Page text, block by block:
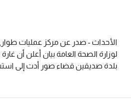
الأحداث - صدر عن مركز عمليات طوارئ
لوزارة الصحة العامة بيان أعلن أن
بلدة صديقين قضاء صور أدت إلى